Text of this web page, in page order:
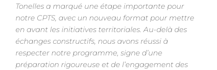
Tonelles a marqué une étape importante pour
notre CPTS, avec un nouveau format pour mettre
en avant les initiatives territoriales. Au-delà des
échanges constructifs, nous avons réussi à
respecter notre programme, signe d’une
préparation rigoureuse et de l’engagement des